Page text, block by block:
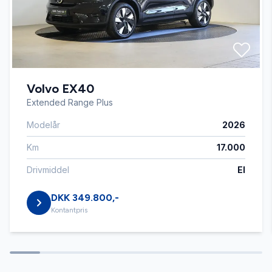
Automatisk nødbremse
Blind vinkel detektion
Bluetooth
Buet lys
DAB+ radio
Volvo EX40
Extended Range Plus
Modelår 2026
Km 17.000
Drivmiddel El
DKK 349.800,-
Kontantpris